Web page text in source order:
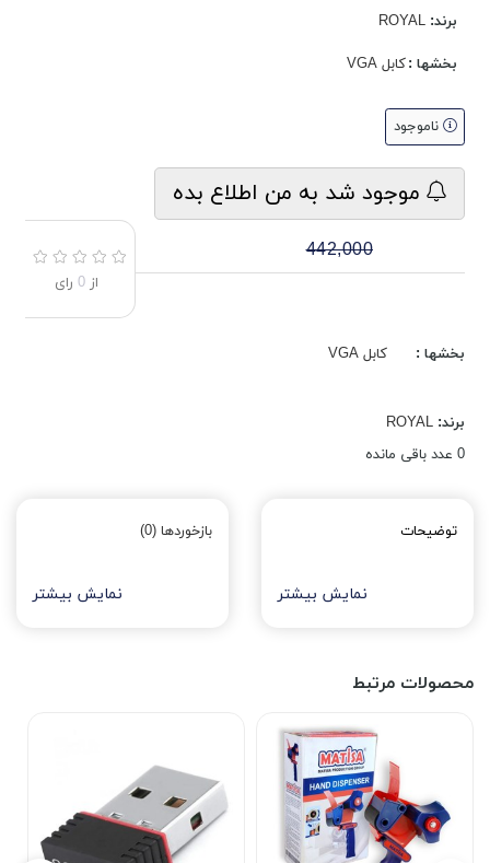
برند: ROYAL
بخشها :کابل VGA
ناموجود
موجود شد به من اطلاع بده
442,000
از 0 رای
بخشها : کابل VGA
برند: ROYAL
0 عدد باقی مانده
توضیحات
نمایش بیشتر
بازخوردها (0)
نمایش بیشتر
محصولات مرتبط